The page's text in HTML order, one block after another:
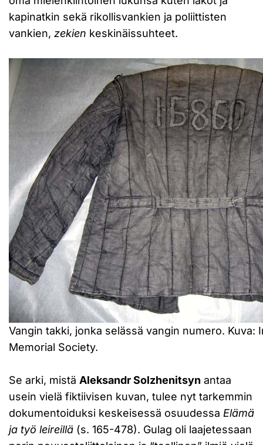
kapinatkin sekä rikollisvankien ja poliittisten
vankien, zekien keskinäissuhteet.
Vangin takki, jonka selässä vangin numero. Kuva:
Memorial Society.
Se arki, mistä Aleksandr Solzhenitsyn antaa
usein vielä fiktiivisen kuvan, tulee nyt tarkemmin
dokumentoiduksi keskeisessä osuudessa Elämä
ja työ leireillä (s. 165-478). Gulag oli laajetessaan